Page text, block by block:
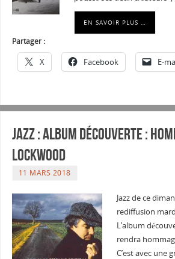
EN SAVOIR PLUS …
Partager :
X Facebook E-
Jazz : Album découverte :
LOCKWOOD
11 MARS 2018
Jazz de ce
rediffusion
L’album
rendra
C’est avec une